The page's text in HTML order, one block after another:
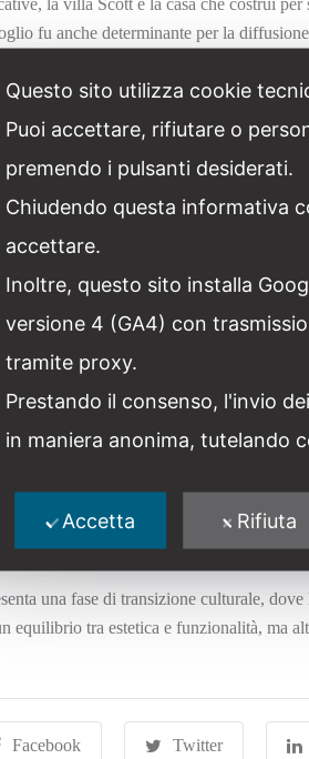
la villa Scott e la casa che costruì
fu anche determinante per la
sua volta sviluppò le lezioni di Fenoglio
di Alfredo Premoli, che
come quello di via Donizetti.
che spostarono l’accento verso
Torino, ma si estese anche ad altre città
residenziali e industriali. In queste
osservare nelle case di Cossato o
esistente, dando vita a villaggi
come un’idea decorativa,
alcuni esempi, come quelli presenti
nel Biellese evidenziano un
una fase di transizione culturale,
equilibrio tra estetica e funzionalità, ma
Facebook Twitter
Questo sito utilizza cookie
Puoi accettare, rifiutare o
premendo i pulsanti desiderati.
Chiudendo questa informativa
accettare.
Inoltre, questo sito installa
versione 4 (GA4) con
tramite proxy.
Prestando il consenso, l'invio
in maniera anonima, tutelando
Accetta Rifiuta